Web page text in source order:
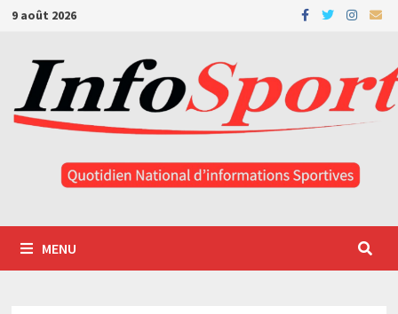
Passer
contenu
9 août 2026
MENU